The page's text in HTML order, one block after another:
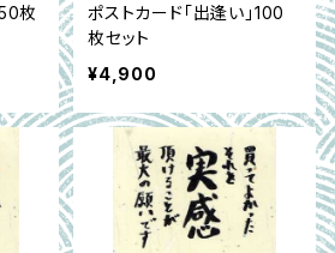
枚
ポストカード「出逢い」100
枚セット
¥4,900